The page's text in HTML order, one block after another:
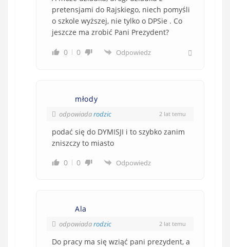
pretensjami do Rajskiego, niech pomyśli
o szkole wyższej, nie tylko o DPSie . Co
jeszcze ma zrobić Pani Prezydent?
0 0 Odpowiedz
młody
odpowiadarodzic 2 lat temu
podać się do DYMISJI i to szybko zanim
zniszczy to miasto
0
0 Odpowiedz
Ala
odpowiadarodzic 2 lat temu
Do pracy ma się wziąć pani prezydent, a